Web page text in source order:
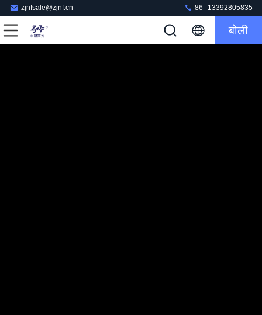
zjnfsale@zjnf.cn 86--13392805835
बोली